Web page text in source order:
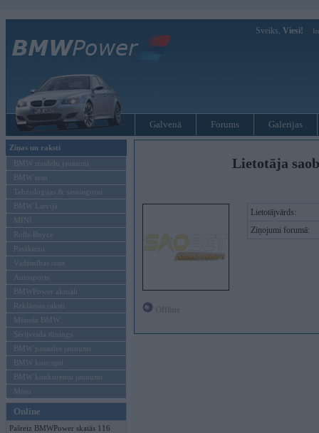
Sveiks, Viesi!
Galvenā Forums Galerijas
Ziņas un raksti
BMW modeļu jaunumi
BMW testi
Tehnoloģijas & sasniegumi
BMW Latvijā
MINI
Rolls-Royce
Pasākumi
Vadāmības tests
Autosports
BMWPower aktuāli
Reklāmas raksti
Mēneša BMW
Sērijveida tūnings
BMW pasaules jaunumi
BMW koncepti
BMW konkurentu jaunumi
Moto
Online
Pašreiz BMWPower skatās 116
Lietotāja
Lietotājvārds:
Ziņojumi forumā: